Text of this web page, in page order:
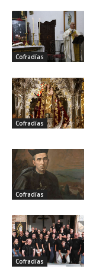
Cofradías
Cofradías
Cofradías
Cofradías